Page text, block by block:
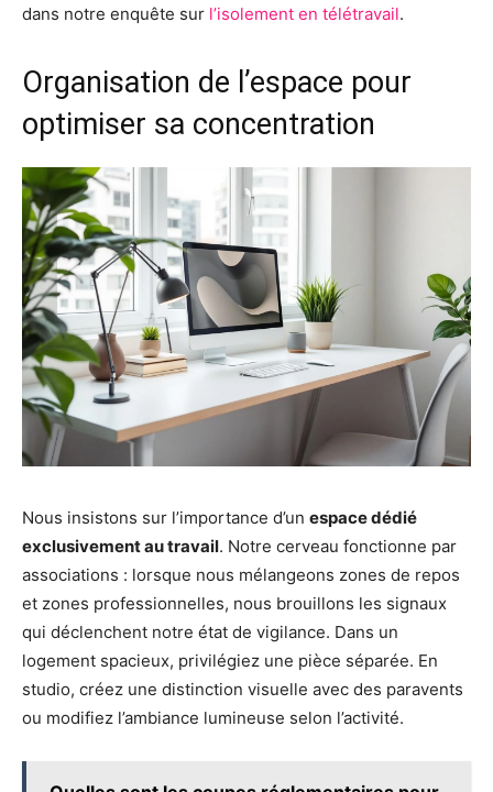
dans notre enquête sur l’isolement en télétravail.
Organisation de l’espace pour
optimiser sa concentration
Nous insistons sur l’importance d’un espace dédié
exclusivement au travail. Notre cerveau fonctionne par
associations : lorsque nous mélangeons zones de repos
et zones professionnelles, nous brouillons les signaux
qui déclenchent notre état de vigilance. Dans un
logement spacieux, privilégiez une pièce séparée. En
studio, créez une distinction visuelle avec des paravents
ou modifiez l’ambiance lumineuse selon l’activité.